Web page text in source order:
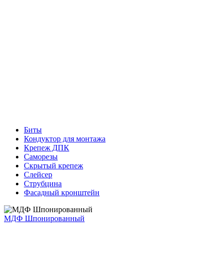
Биты
Кондуктор для монтажа
Крепеж ДПК
Саморезы
Скрытый крепеж
Слейсер
Струбцина
Фасадный кронштейн
МДФ Шпонированный